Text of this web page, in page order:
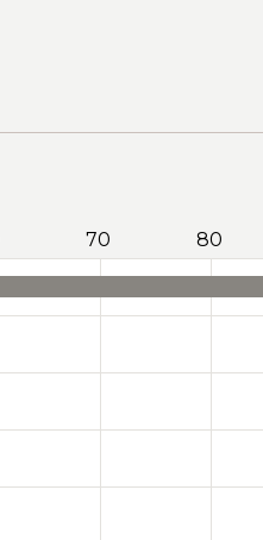
70 80